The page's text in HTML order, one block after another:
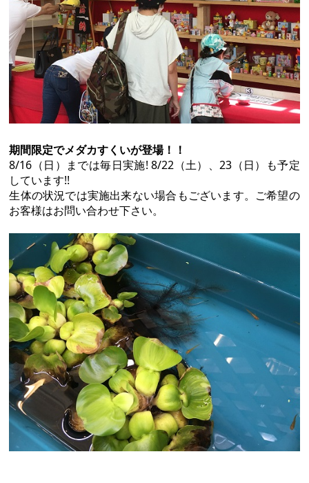
期間限定でメダカすくいが登場！！
8/16（日）までは毎日実施! 8/22（土）、23（日）も予定
しています!!
生体の状況では実施出来ない場合もございます。ご希望の
お客様はお問い合わせ下さい。